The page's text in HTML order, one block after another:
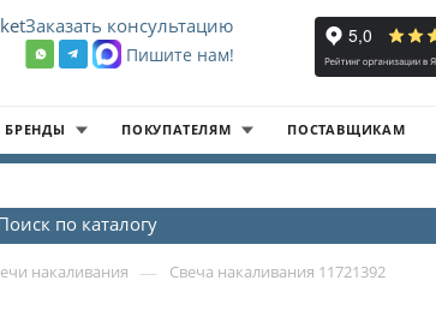
Заказать консультацию
Пишите нам!
ПОКУПАТЕЛЯМ ПОСТАВЩИКАМ
по каталогу
накаливания — Свеча накаливания 11721392